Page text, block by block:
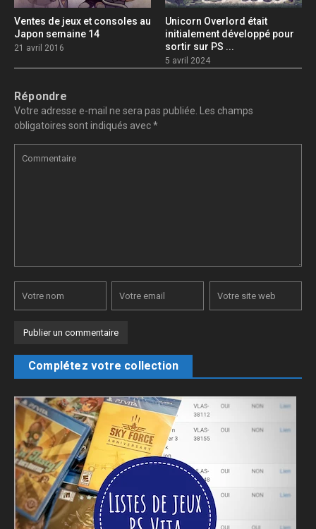
Ventes de jeux et consoles au
Japon semaine 14
21 avril 2016
Unicorn Overlord était
initialement développé pour
sortir sur PS ...
5 avril 2024
Répondre
Votre adresse e-mail ne sera pas publiée.
Les champs
obligatoires sont indiqués avec*
Complétez votre collection